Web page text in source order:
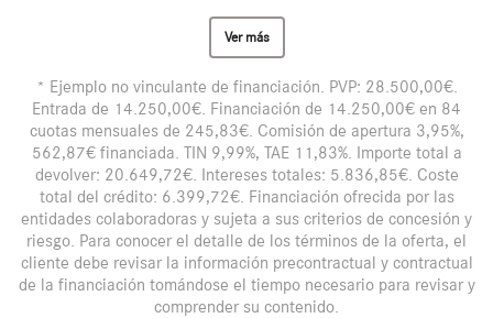
Ver más
* Ejemplo no vinculante de financiación. PVP: 28.500,00€.
Entrada de 14.250,00€. Financiación de 14.250,00€ en 84
cuotas mensuales de 245,83€. Comisión de apertura 3,95%,
562,87€ financiada. TIN 9,99%, TAE 11,83%. Importe total a
devolver: 20.649,72€. Intereses totales: 5.836,85€. Coste
total del crédito: 6.399,72€. Financiación ofrecida por las
entidades colaboradoras y sujeta a sus criterios de concesión y
riesgo. Para conocer el detalle de los términos de la oferta, el
cliente debe revisar la información precontractual y contractual
de la financiación tomándose el tiempo necesario para revisar y
comprender su contenido.